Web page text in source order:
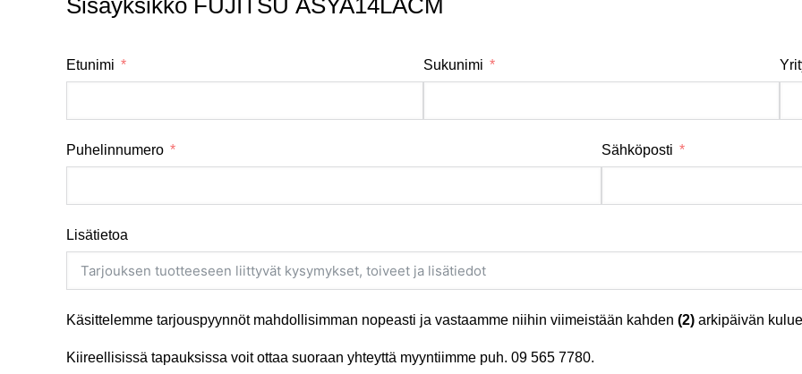
Sisäyksikkö FUJITSU ASYA14LACM
Etunimi Sukunimi
Puhelinnumero Sähköposti
Lisätietoa
Käsittelemme tarjouspyynnöt mahdollisimman nopeasti ja vastaamme niihin viimeistään kahden (2) arkipäivän
Kiireellisissä tapauksissa voit ottaa suoraan yhteyttä myyntiimme puh. 09 565 7780.